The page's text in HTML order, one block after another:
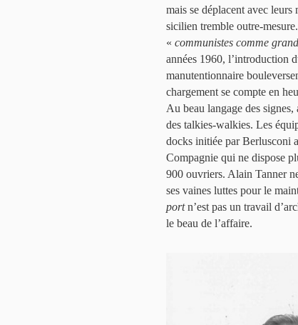
mais se déplacent avec
sicilien tremble outre-
« communistes comme
années 1960, l’introduction
manutentionnaire
chargement se compte en
Au beau langage des
des talkies-walkies. Les
docks initiée par Berlusconi
Compagnie qui ne dispose
900 ouvriers. Alain Tanner
ses vaines luttes pour le
portn’est pas un travail
le beau de l’affaire.